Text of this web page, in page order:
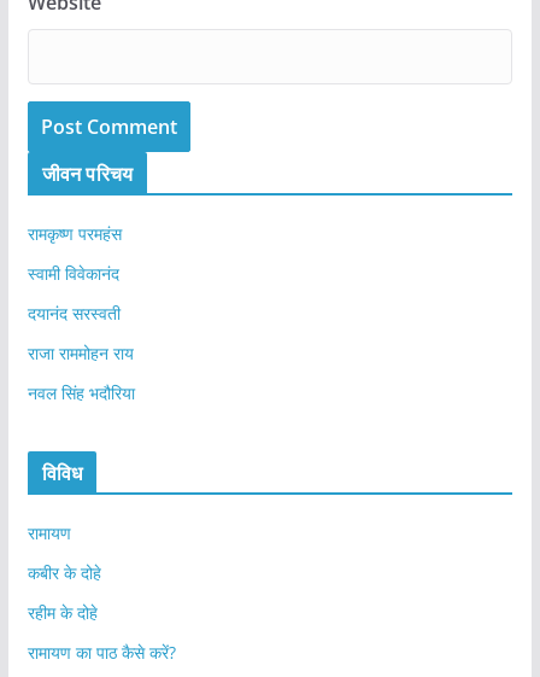
जीवन परिचय
रामकृष्ण परमहंस
स्वामी विवेकानंद
दयानंद सरस्वती
राजा राममोहन राय
नवल सिंह भदौरिया
विविध
रामायण
कबीर के दोहे
रहीम के दोहे
रामायण का पाठ कैसे करें?